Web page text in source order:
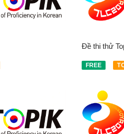
Đề thi thử
FREE